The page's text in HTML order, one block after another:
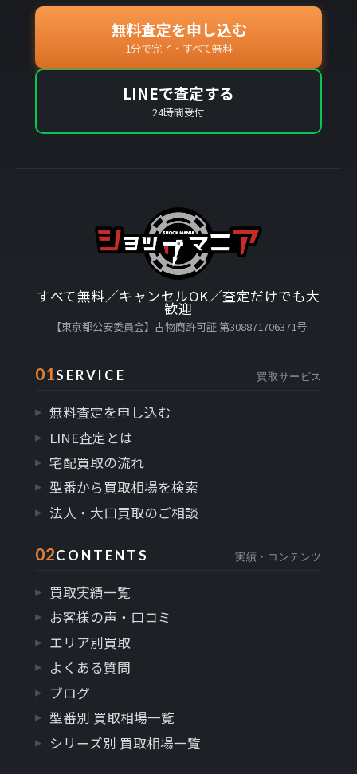
無料査定を申し込む
1分で完了・すべて無料
LINEで査定する
24時間受付
すべて無料／キャンセルOK／査定だけでも大
歓迎
【東京都公安委員会】古物商許可証:第308871706371号
01SERVICE 買取サービス
無料査定を申し込む
LINE査定とは
宅配買取の流れ
型番から買取相場を検索
法人・大口買取のご相談
02CONTENTS 実績・コンテンツ
買取実績一覧
お客様の声・口コミ
エリア別買取
よくある質問
ブログ
型番別 買取相場一覧
シリーズ別 買取相場一覧